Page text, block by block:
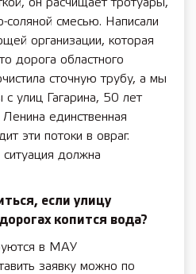
он расчищает тротуары,
смесью. Написали
организации, которая
дорога областного
сточную трубу, а мы
улиц Гагарина, 50 лет
единственная
эти потоки в овраг.
должна
если улицу
копится вода?
в МАУ
заявку можно по